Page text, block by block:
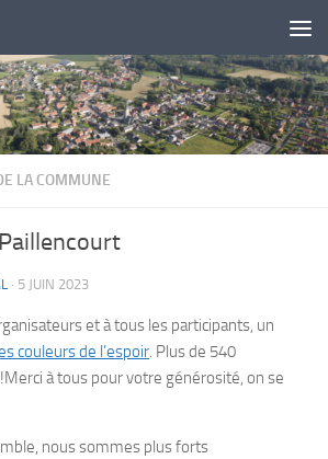
LA COMMUNE
· 5 JUIN 2023
et à tous les participants, un
couleurs de l’espoir. Plus de 540
à tous pour votre générosité, on se
nous sommes plus forts